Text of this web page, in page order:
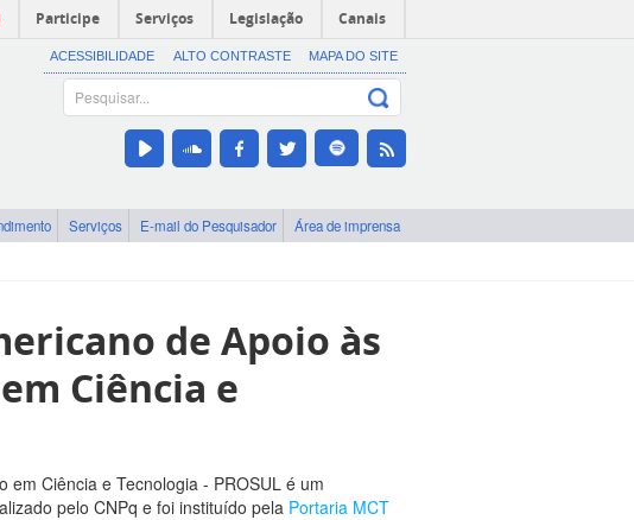
Participe Serviços Legislação Canais
ACESSIBILIDADE ALTO CONTRASTE MAPA DO SITE
Serviços E-mail do Pesquisador Área de imprensa
de Apoio às
Ciência e
Ciência e Tecnologia - PROSUL é um
pelo CNPq e foi instituído pela Portaria MCT